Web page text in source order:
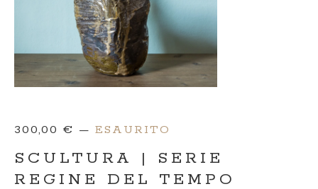
300,00 € — ESAURITO
SCULTURA | SERIE
REGINE DEL TEMPO